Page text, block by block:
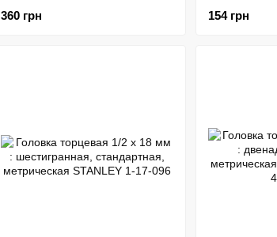
360 грн 154 грн